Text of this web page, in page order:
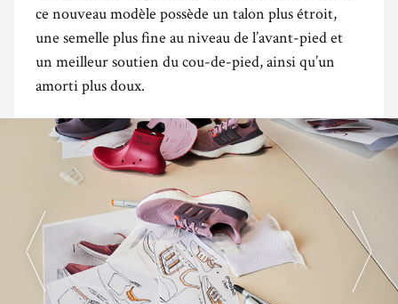
ce nouveau modèle possède un talon plus étroit,
une semelle plus fine au niveau de l’avant-pied et
un meilleur soutien du cou-de-pied, ainsi qu’un
amorti plus doux.